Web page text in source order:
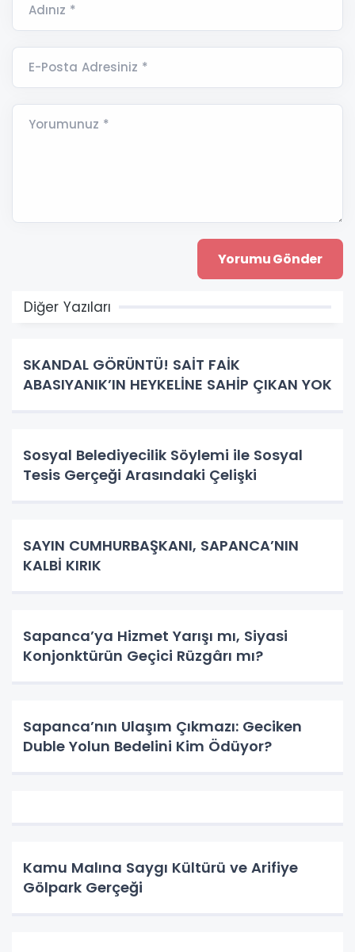
Adınız *
E-Posta Adresiniz *
Yorumunuz *
Diğer Yazıları
SKANDAL GÖRÜNTÜ! SAİT FAİK
ABASIYANIK’IN HEYKELİNE SAHİP ÇIKAN YOK
Sosyal Belediyecilik Söylemi ile Sosyal
Tesis Gerçeği Arasındaki Çelişki
SAYIN CUMHURBAŞKANI, SAPANCA’NIN
KALBİ KIRIK
Sapanca’ya Hizmet Yarışı mı, Siyasi
Konjonktürün Geçici Rüzgârı mı?
Sapanca’nın Ulaşım Çıkmazı: Geciken
Duble Yolun Bedelini Kim Ödüyor?
Kamu Malına Saygı Kültürü ve Arifiye
Gölpark Gerçeği